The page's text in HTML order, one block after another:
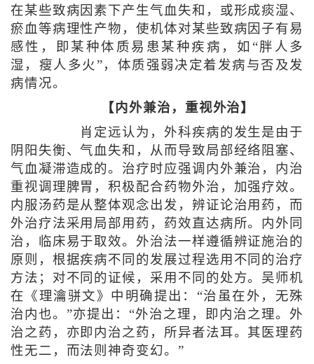
在某些致病因素下产生气血失和，或形成痰湿、
瘀血等病理性产物，使机体对某些致病因子有易
感性，即某种体质易患某种疾病，如“胖人多
湿，瘦人多火”，体质强弱决定着发病与否及发
病情况。
【内外兼治，重视外治】
肖定远认为，外科疾病的发生是由于
阴阳失衡、气血失和，从而导致局部经络阻塞、
气血凝滞造成的。治疗时应强调内外兼治，内治
重视调理脾胃，积极配合药物外治，加强疗效。
内服汤药是从整体观念出发，辨证论治用药，而
外治疗法采用局部用药，药效直达病所。内外同
治，临床易于取效。外治法一样遵循辨证施治的
原则，根据疾病不同的发展过程选用不同的治疗
方法；对不同的证候，采用不同的处方。吴师机
在《理瀹骈文》中明确提出：“治虽在外，无殊
治内也。”亦提出：“外治之理，即内治之理。外
治之药，亦即内治之药，所异者法耳。其医理药
性无二，而法则神奇变幻。”